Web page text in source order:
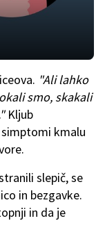
"Ali lahko
smo, skakali
Kljub
kmalu
slepič, se
in bezgavke.
in da je